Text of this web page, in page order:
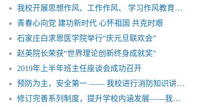
我校开展思想作风、工作作风、 学习作风教育整顿活动
青春心向党 建功新时代 心怀祖国 共克时艰
石家庄白求恩医学院举行“庆元旦联欢会”
赵英院长荣获“世界理论创新终身成就奖”
2019年上半年班主任座谈会成功召开
预防为主，安全第一 —— 我校进行消防知识讲座和演练活动
修订完善系列制度，提升学校内涵发展——我校第二届教职工代表大会第一次会议圆满召开